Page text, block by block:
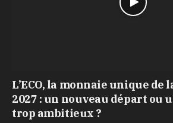
L’ECO, la monnaie unique de
2027 : un nouveau départ ou
trop ambitieux ?